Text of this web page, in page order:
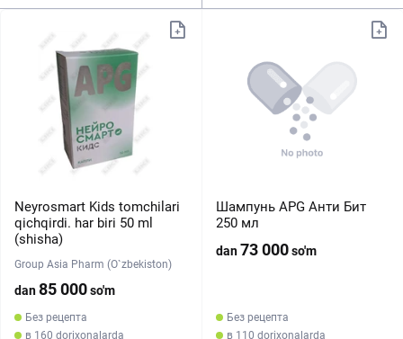
Neyrosmart Kids tomchilari
qichqirdi. har biri 50 ml
(shisha)
Group Asia Pharm (O`zbekiston)
dan85 000so'm
Без рецепта
в 160 dorixonalarda
Шампунь APG Анти Бит
250 мл
dan73 000so'm
Без рецепта
в 110 dorixonalarda